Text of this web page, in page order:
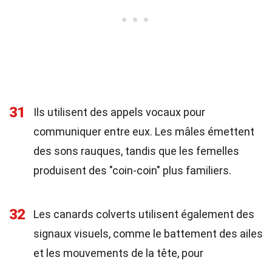
31
Ils utilisent des appels vocaux pour
communiquer entre eux. Les mâles émettent
des sons rauques, tandis que les femelles
produisent des "coin-coin" plus familiers.
32
Les canards colverts utilisent également des
signaux visuels, comme le battement des ailes
et les mouvements de la tête, pour